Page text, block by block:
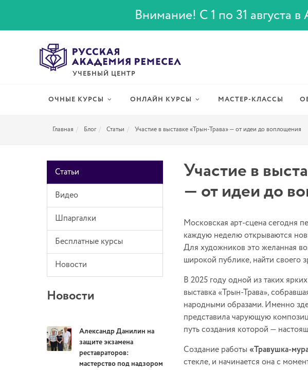
Внимание! С 1 по 31 августа
УЧЕБНЫЙ ЦЕНТР
ОЧНЫЕ КУРСЫ ОНЛАЙН КУРСЫ МАСТЕР-КЛАССЫ
Главная Блог Статьи Участие в выставке «Трын-Трава» — от идеи до воплощения
Статьи
Видео
Шпаргалки
Бесплатные курсы
Новости
Новости
Александр Данилин на
защите экзамена
реставраторов:
мастерство под надзором
Участие в
— от идеи до
Московская арт-сцена сегодня
каждую неделю открываются
Для художников это желанная
широкой публике, найти своего
В 2025 году одной из таких
выставка «Трын-Трава»,
народными образами. Именно
представила чарующую
путь создания которой —
Создание работы «Травушка-
стекле, и начинается она с